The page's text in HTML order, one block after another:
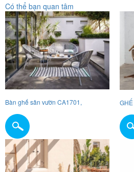
Có thể bạn quan tâm
Bàn ghế sân vườn CA1701,